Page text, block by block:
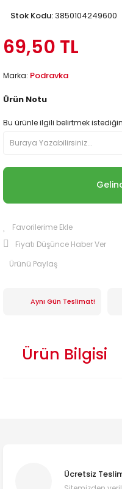
Stok Kodu:3850104249600
69,50 TL
Marka: Podravka
Ürün Notu
Bu ürünle ilgili belirtmek
Fiyatı Düşünce Haber Ver
Ürünü Paylaş
Aynı Gün Teslimat!
Ürün Bilgisi
Ücretsiz